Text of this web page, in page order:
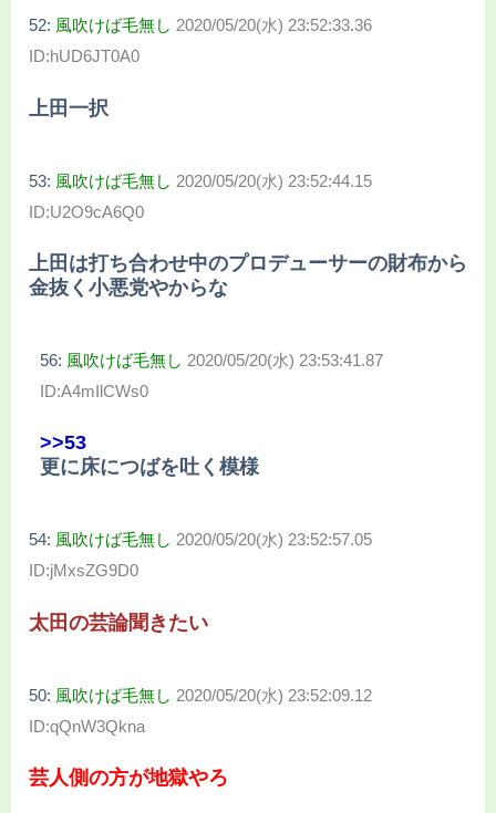
52: 風吹けば毛無し 2020/05/20(水) 23:52:33.36
ID:hUD6JT0A0
上田一択
53: 風吹けば毛無し 2020/05/20(水) 23:52:44.15
ID:U2O9cA6Q0
上田は打ち合わせ中のプロデューサーの財布から
金抜く小悪党やからな
56: 風吹けば毛無し 2020/05/20(水) 23:53:41.87
ID:A4mIlCWs0
>>53
更に床につばを吐く模様
54: 風吹けば毛無し 2020/05/20(水) 23:52:57.05
ID:jMxsZG9D0
太田の芸論聞きたい
50: 風吹けば毛無し 2020/05/20(水) 23:52:09.12
ID:qQnW3Qkna
芸人側の方が地獄やろ